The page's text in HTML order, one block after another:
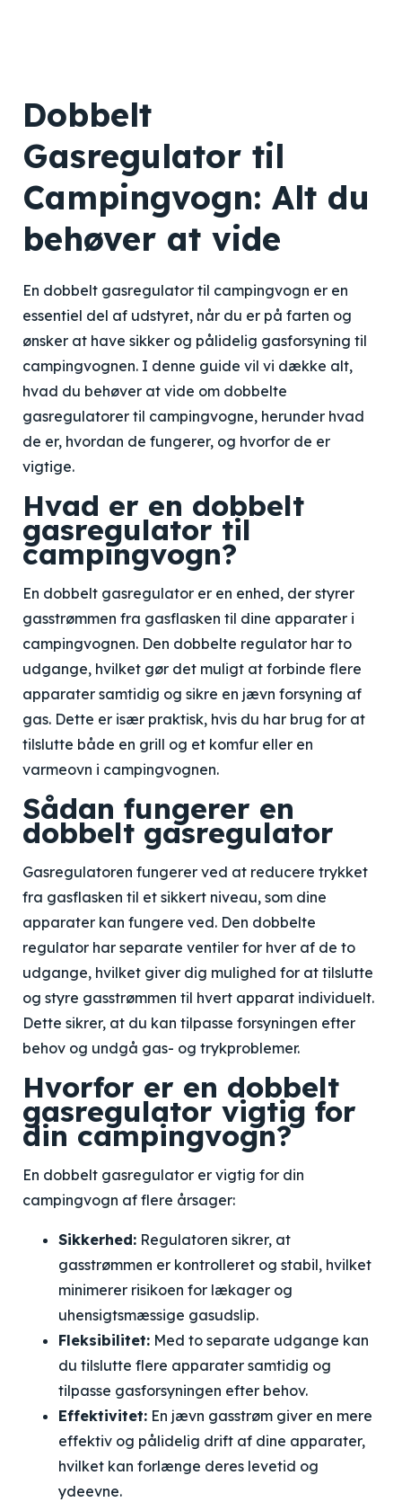
Dobbelt
Gasregulator til
Campingvogn: Alt du
behøver at vide
En dobbelt gasregulator til campingvogn er en
essentiel del af udstyret, når du er på farten og
ønsker at have sikker og pålidelig gasforsyning til
campingvognen. I denne guide vil vi dække alt,
hvad du behøver at vide om dobbelte
gasregulatorer til campingvogne, herunder hvad
de er, hvordan de fungerer, og hvorfor de er
vigtige.
Hvad er en dobbelt
gasregulator til
campingvogn?
En dobbelt gasregulator er en enhed, der styrer
gasstrømmen fra gasflasken til dine apparater i
campingvognen. Den dobbelte regulator har to
udgange, hvilket gør det muligt at forbinde flere
apparater samtidig og sikre en jævn forsyning af
gas. Dette er især praktisk, hvis du har brug for at
tilslutte både en grill og et komfur eller en
varmeovn i campingvognen.
Sådan fungerer en
dobbelt gasregulator
Gasregulatoren fungerer ved at reducere trykket
fra gasflasken til et sikkert niveau, som dine
apparater kan fungere ved. Den dobbelte
regulator har separate ventiler for hver af de to
udgange, hvilket giver dig mulighed for at tilslutte
og styre gasstrømmen til hvert apparat individuelt.
Dette sikrer, at du kan tilpasse forsyningen efter
behov og undgå gas- og trykproblemer.
Hvorfor er en dobbelt
gasregulator vigtig for
din campingvogn?
En dobbelt gasregulator er vigtig for din
campingvogn af flere årsager:
Sikkerhed: Regulatoren sikrer, at
gasstrømmen er kontrolleret og stabil, hvilket
minimerer risikoen for lækager og
uhensigtsmæssige gasudslip.
Fleksibilitet: Med to separate udgange kan
du tilslutte flere apparater samtidig og
tilpasse gasforsyningen efter behov.
Effektivitet: En jævn gasstrøm giver en mere
effektiv og pålidelig drift af dine apparater,
hvilket kan forlænge deres levetid og
ydeevne.